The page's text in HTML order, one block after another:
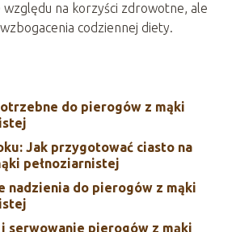
na korzyści zdrowotne, ale
codziennej diety.
do pierogów z mąki
Jak przygotować ciasto na
pełnoziarnistej
nadzienia do pierogów z mąki
serwowanie pierogów z mąki